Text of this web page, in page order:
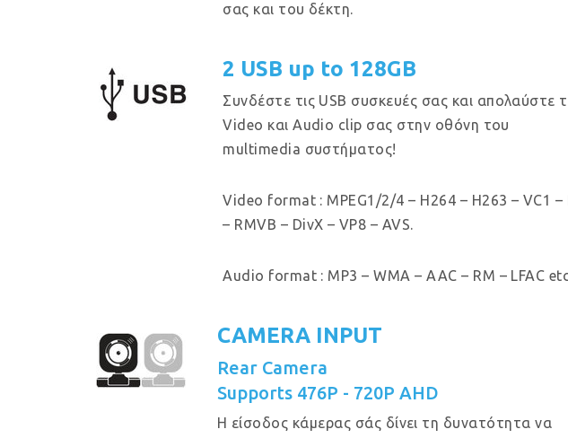
σας και του δέκτη.
2 USB up to 128GB
Συνδέστε τις USB συσκευές σας και απολαύστε
Video και Audio clip σας στην οθόνη του
multimedia συστήματος!
Video format : MPEG1/2/4 – H264 – H263 – VC1 –
– RMVB – DivX – VP8 – AVS.
Audio format : MP3 – WMA – AAC – RM – LFAC
CAMERA INPUT
Rear Camera
Supports 476P - 720P AHD
Η είσοδος κάμερας σάς δίνει τη δυνατότητα να